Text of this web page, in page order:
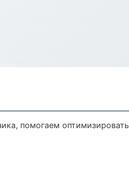
помогаем оптимизировать